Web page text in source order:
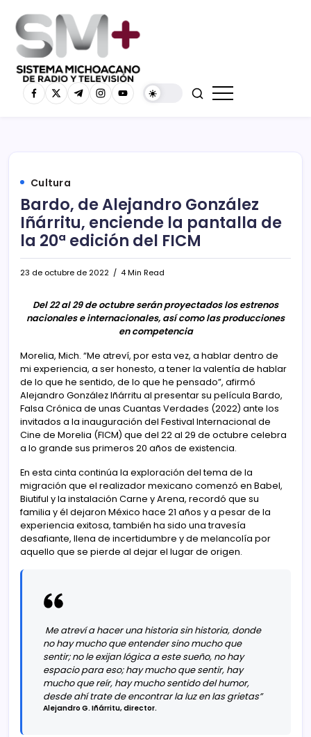
Cultura
Bardo, de Alejandro González
Iñárritu, enciende la pantalla de
la 20ª edición del FICM
23 de octubre de 2022 4 Min Read
Del 22 al 29 de octubre serán proyectados los estrenos
nacionales e internacionales, así como las producciones
en competencia
Morelia, Mich. “Me atreví, por esta vez, a hablar dentro de
mi experiencia, a ser honesto, a tener la valentía de hablar
de lo que he sentido, de lo que he pensado”, afirmó
Alejandro González Iñárritu al presentar su película Bardo,
Falsa Crónica de unas Cuantas Verdades (2022) ante los
invitados a la inauguración del Festival Internacional de
Cine de Morelia (FICM) que del 22 al 29 de octubre celebra
a lo grande sus primeros 20 años de existencia.
En esta cinta continúa la exploración del tema de la
migración que el realizador mexicano comenzó en Babel,
Biutiful y la instalación Carne y Arena, recordó que su
familia y él dejaron México hace 21 años y a pesar de la
experiencia exitosa, también ha sido una travesía
desafiante, llena de incertidumbre y de melancolía por
aquello que se pierde al dejar el lugar de origen.
Me atreví a hacer una historia sin historia, donde
no hay mucho que entender sino mucho que
sentir; no le exijan lógica a este sueño, no hay
espacio para eso; hay mucho que sentir, hay
mucho que reír, hay mucho sentido del humor,
desde ahí trate de encontrar la luz en las grietas”
Alejandro G. Iñárritu, director.